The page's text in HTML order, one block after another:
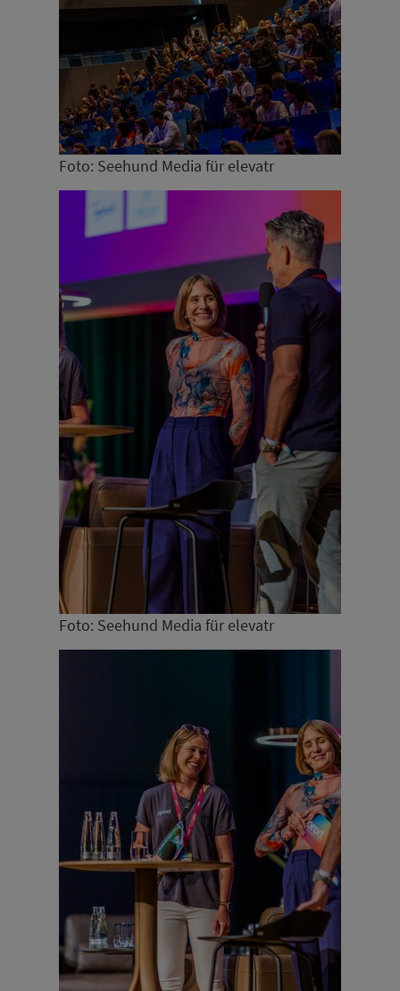
Foto: Seehund Media für elevatr
Foto: Seehund Media für elevatr